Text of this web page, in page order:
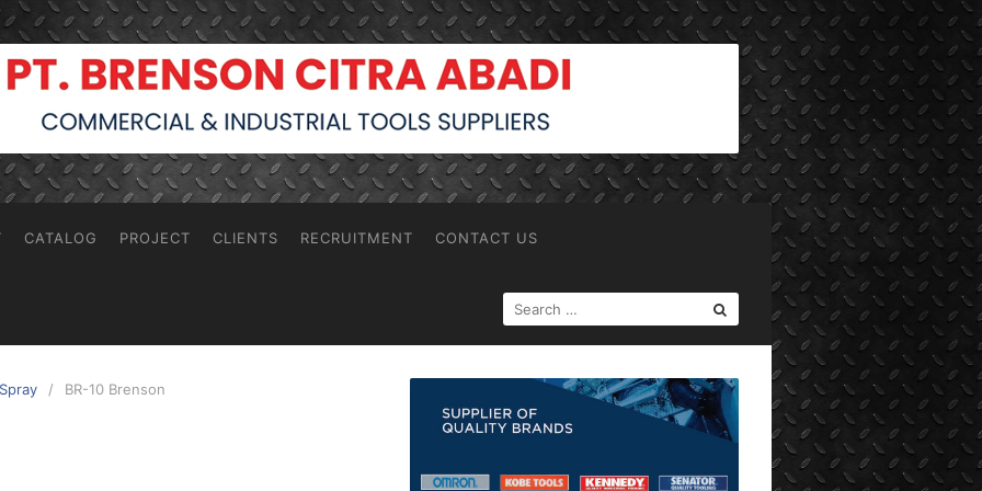
CATALOG PROJECT CLIENTS RECRUITMENT CONTACT US
SEARCH
FOR:
BR-10 Brenson